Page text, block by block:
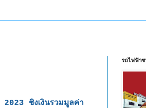
ชิงเงินรวมมูลค่า
รถไฟฟ้าช